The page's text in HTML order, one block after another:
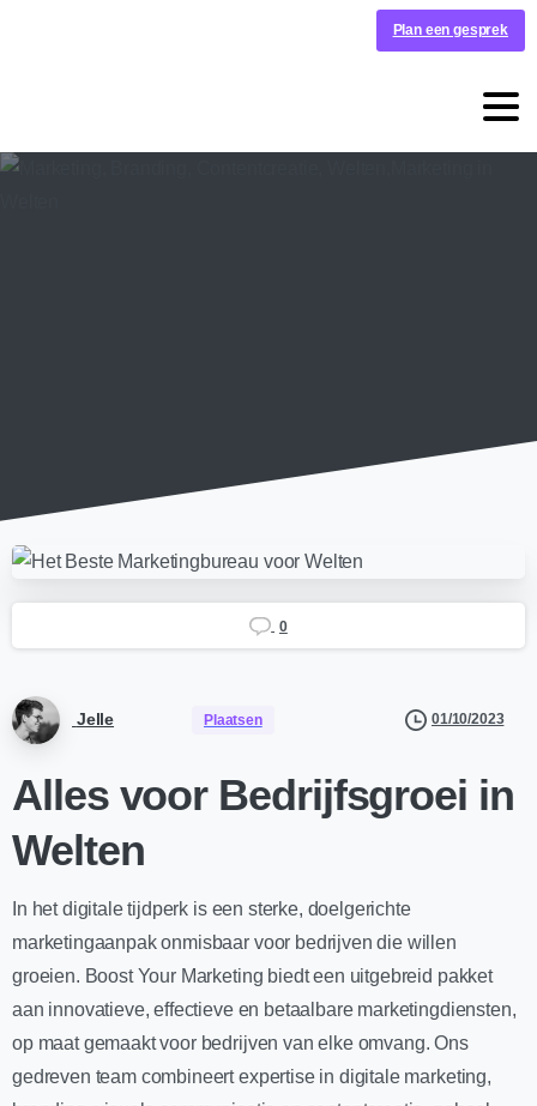
Plan een gesprek
0
Jelle Plaatsen 01/10/2023
Alles voor Bedrijfsgroei in
Welten
In het digitale tijdperk is een sterke, doelgerichte
marketingaanpak onmisbaar voor bedrijven die willen
groeien. Boost Your Marketing biedt een uitgebreid pakket
aan innovatieve, effectieve en betaalbare marketingdiensten,
op maat gemaakt voor bedrijven van elke omvang. Ons
gedreven team combineert expertise in digitale marketing,